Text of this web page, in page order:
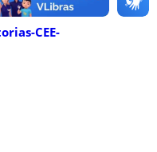
CEE-